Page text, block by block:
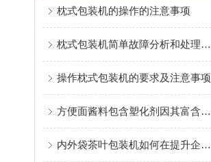
枕式包装机的操作的注意事项
枕式包装机简单故障分析和处理方式介绍
操作枕式包装机的要求及注意事项
方便面酱料包含塑化剂因其富含油脂
内外袋茶叶包装机如何在提升企业生产力中发挥作用？